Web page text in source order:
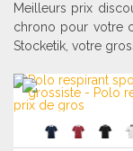
Meilleurs prix
chrono pour votre
Stocketik, votre